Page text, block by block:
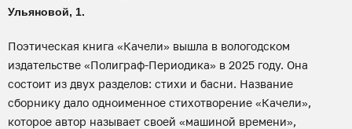
Ульяновой, 1.
Поэтическая книга «Качели» вышла в вологодском
издательстве «Полиграф-Периодика» в 2025 году. Она
состоит из двух разделов: стихи и басни. Название
сборнику дало одноименное стихотворение «Качели»,
которое автор называет своей «машиной времени»,